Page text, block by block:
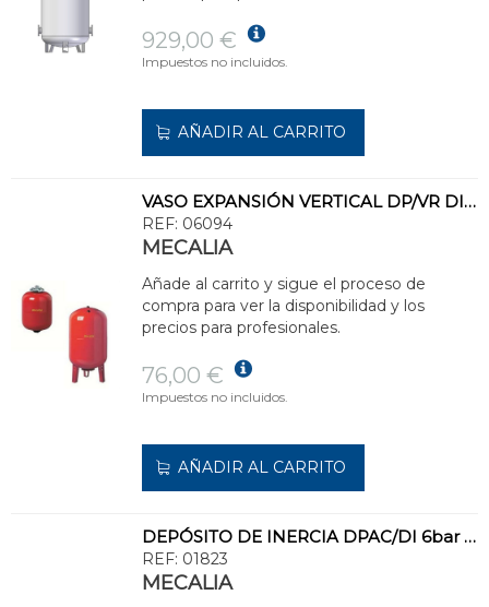
929,00 €
Impuestos no incluidos.
AÑADIR AL CARRITO
VASO EXPANSIÓN VERTICAL DP/VR DIÁMETRO 280 24l
REF: 06094
MECALIA
Añade al carrito y sigue el proceso de
compra para ver la disponibilidad y los
precios para profesionales.
76,00 €
Impuestos no incluidos.
AÑADIR AL CARRITO
DEPÓSITO DE INERCIA DPAC/DI 6bar 300l ACERO CARBONO
REF: 01823
MECALIA